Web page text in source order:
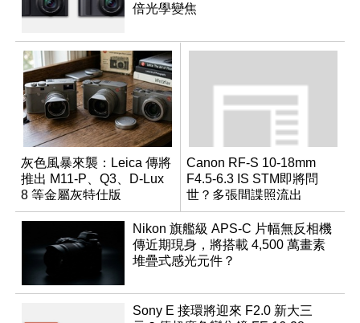
倍光學變焦
灰色風暴來襲：Leica 傳將
推出 M11-P、Q3、D-Lux
8 等金屬灰特仕版
Canon RF-S 10-18mm
F4.5-6.3 IS STM即將問
世？多張間諜照流出
Nikon 旗艦級 APS-C 片幅無反相機
傳近期現身，將搭載 4,500 萬畫素
堆疊式感光元件？
Sony E 接環將迎來 F2.0 新大三